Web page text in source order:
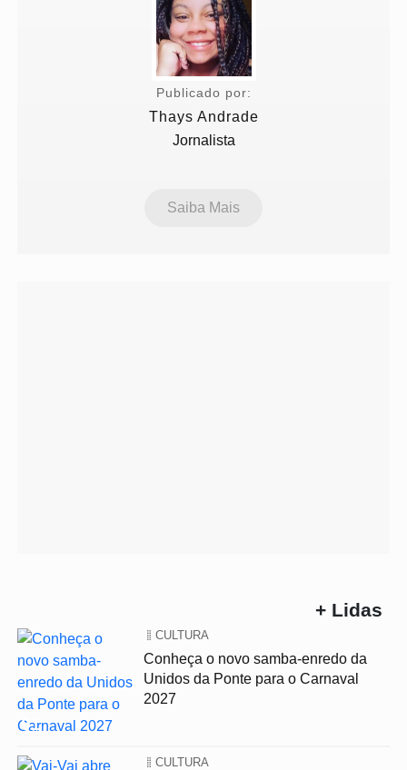
Publicado por:
Thays Andrade
Jornalista
Saiba Mais
+ Lidas
01
CULTURA
Conheça o novo samba-enredo da
Unidos da Ponte para o Carnaval
2027
CULTURA